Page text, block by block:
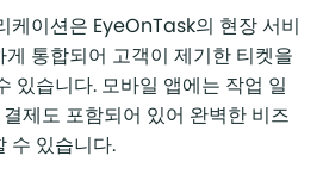
케이션은 EyeOnTask의 현장 서비
통합되어 고객이 제기한 티켓을
있습니다. 모바일 앱에는 작업 일
제도 포함되어 있어 완벽한 비즈
수 있습니다.